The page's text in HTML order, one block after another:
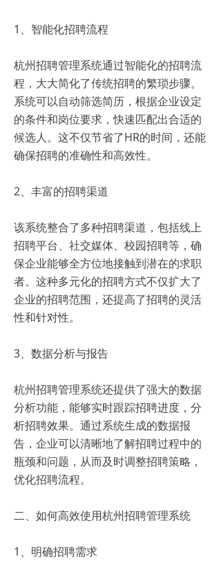
1、智能化招聘流程
杭州招聘管理系统通过智能化的招聘流
程，大大简化了传统招聘的繁琐步骤。
系统可以自动筛选简历，根据企业设定
的条件和岗位要求，快速匹配出合适的
候选人。这不仅节省了HR的时间，还能
确保招聘的准确性和高效性。
2、丰富的招聘渠道
该系统整合了多种招聘渠道，包括线上
招聘平台、社交媒体、校园招聘等，确
保企业能够全方位地接触到潜在的求职
者。这种多元化的招聘方式不仅扩大了
企业的招聘范围，还提高了招聘的灵活
性和针对性。
3、数据分析与报告
杭州招聘管理系统还提供了强大的数据
分析功能，能够实时跟踪招聘进度，分
析招聘效果。通过系统生成的数据报
告，企业可以清晰地了解招聘过程中的
瓶颈和问题，从而及时调整招聘策略，
优化招聘流程。
二、如何高效使用杭州招聘管理系统
1、明确招聘需求